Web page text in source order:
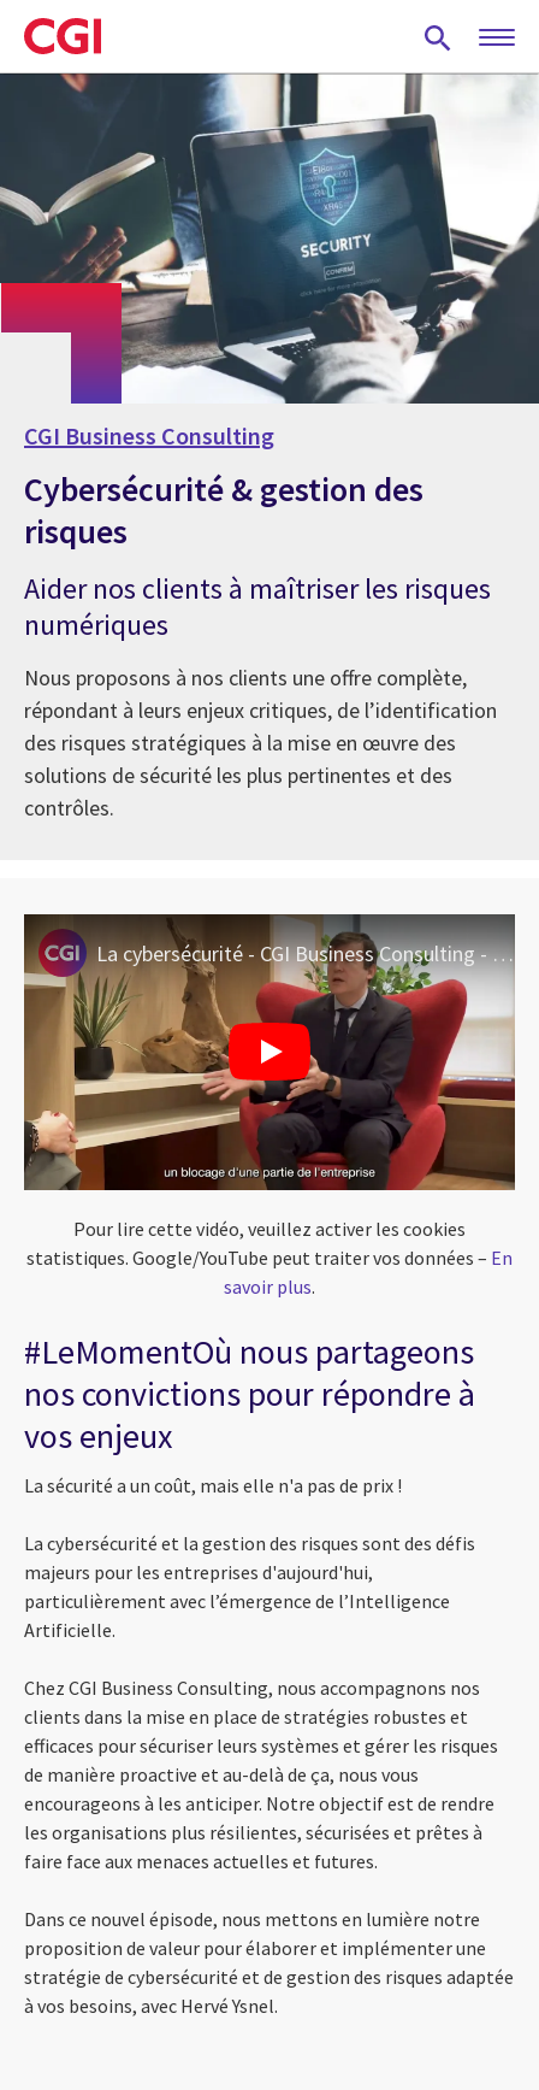
Skip
to
main
CGI Business Consulting
Cybersécurité & gestion des
risques
Aider nos clients à maîtriser les risques
numériques
Nous proposons à nos clients une offre complète,
répondant à leurs enjeux critiques, de l’identification
des risques stratégiques à la mise en œuvre des
solutions de sécurité les plus pertinentes et des
contrôles.
#LeMomentOù nous partageons
nos convictions pour répondre à
vos enjeux
La sécurité a un coût, mais elle n'a pas de prix !
La cybersécurité et la gestion des risques sont des défis
majeurs pour les entreprises d'aujourd'hui,
particulièrement avec l’émergence de l’Intelligence
Artificielle.
Chez CGI Business Consulting, nous accompagnons nos
clients dans la mise en place de stratégies robustes et
efficaces pour sécuriser leurs systèmes et gérer les risques
de manière proactive et au-delà de ça, nous vous
encourageons à les anticiper. Notre objectif est de rendre
les organisations plus résilientes, sécurisées et prêtes à
faire face aux menaces actuelles et futures.
Dans ce nouvel épisode, nous mettons en lumière notre
proposition de valeur pour élaborer et implémenter une
stratégie de cybersécurité et de gestion des risques adaptée
à vos besoins, avec Hervé Ysnel.
La cybersécurité - CGI Business Consulting - Episode 5
Pour lire cette vidéo, veuillez activer les cookies
statistiques. Google/YouTube peut traiter vos données – En
savoir plus.